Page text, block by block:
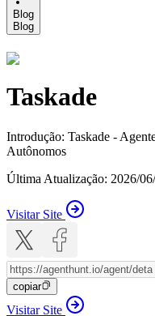
Blog
Blog
Taskade
Introdução: Taskade -
Autônomos
Última Atualização: 2026/
Visitar Site
copiar
Visitar Site